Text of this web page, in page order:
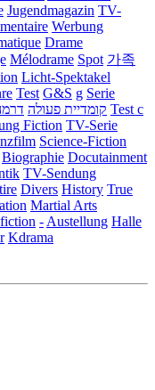
Jugendmagazin TV-
Werbung
Drame
Mélodrame Spot 가족
Licht-Spektakel
Test G&S g Serie
קומדיית פעולה Test c
Fiction TV-Serie
Science-Fiction
Biographie Docutainment
TV-Sendung
Divers History True
Martial Arts
- Austellung Halle
Kdrama